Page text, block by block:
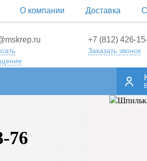
О компании Доставка
+7 (812) 426-
Заказать звонок
76